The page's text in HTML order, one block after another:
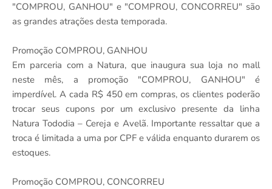
"COMPROU, GANHOU" e "COMPROU, CONCORREU" são
as grandes atrações desta temporada.
Promoção COMPROU, GANHOU
Em parceria com a Natura, que inaugura sua loja no mall
neste mês, a promoção "COMPROU, GANHOU" é
imperdível. A cada R$ 450 em compras, os clientes poderão
trocar seus cupons por um exclusivo presente da linha
Natura Tododia – Cereja e Avelã. Importante ressaltar que a
troca é limitada a uma por CPF e válida enquanto durarem os
estoques.
Promoção COMPROU, CONCORREU